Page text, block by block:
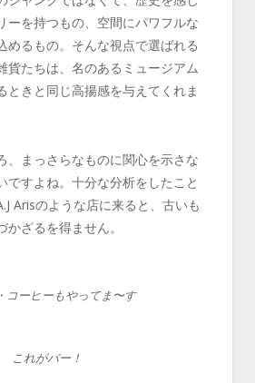
ーを持つもの、空間にパワフルな
めるもの。そんな視点で選ばれる
貨たちは、名のあるミュージアム
ときと同じ高揚感を与えてくれま
、まっさらなものに関心を示さな
ですよね。十分な分析をしたこと
Arisのような店に来ると、古いも
ざるを得ません。
コーヒーもやってま〜す
これがバー！